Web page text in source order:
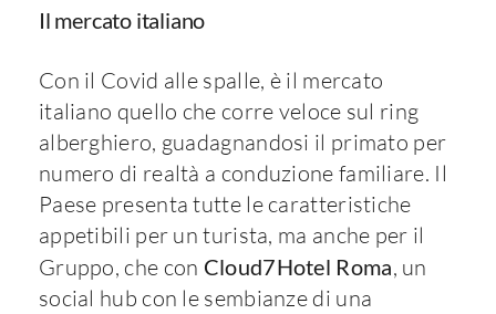
Il mercato italiano
Con il Covid alle spalle, è il mercato
italiano quello che corre veloce sul ring
alberghiero, guadagnandosi il primato per
numero di realtà a conduzione familiare. Il
Paese presenta tutte le caratteristiche
appetibili per un turista, ma anche per il
Gruppo, che con Cloud7Hotel Roma, un
social hub con le sembianze di una